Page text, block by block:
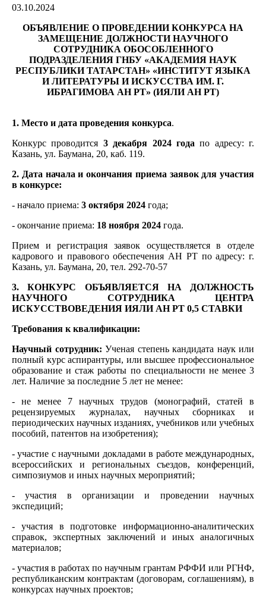
03.10.2024
ОБЪЯВЛЕНИЕ О ПРОВЕДЕНИИ КОНКУРСА НА
ЗАМЕЩЕНИЕ ДОЛЖНОСТИ НАУЧНОГО
СОТРУДНИКА ОБОСОБЛЕННОГО
ПОДРАЗДЕЛЕНИЯ ГНБУ «АКАДЕМИЯ НАУК
РЕСПУБЛИКИ ТАТАРСТАН» «ИНСТИТУТ ЯЗЫКА
И ЛИТЕРАТУРЫ И ИСКУССТВА ИМ. Г.
ИБРАГИМОВА АН РТ» (ИЯЛИ АН РТ)
1. Место и дата проведения конкурса.
Конкурс проводится 3 декабря 2024 года по адресу: г.
Казань, ул. Баумана, 20, каб. 119.
2. Дата начала и окончания приема заявок для участия
в конкурсе:
- начало приема: 3 октября 2024 года;
- окончание приема: 18 ноября 2024 года.
Прием и регистрация заявок осуществляется в отделе
кадрового и правового обеспечения АН РТ по адресу: г.
Казань, ул. Баумана, 20, тел. 292-70-57
3. КОНКУРС ОБЪЯВЛЯЕТСЯ НА ДОЛЖНОСТЬ
НАУЧНОГО СОТРУДНИКА ЦЕНТРА
ИСКУССТВОВЕДЕНИЯ ИЯЛИ АН РТ 0,5 СТАВКИ
Требования к квалификации:
Научный сотрудник: Ученая степень кандидата наук или
полный курс аспирантуры, или высшее профессиональное
образование и стаж работы по специальности не менее 3
лет. Наличие за последние 5 лет не менее:
- не менее 7 научных трудов (монографий, статей в
рецензируемых журналах, научных сборниках и
периодических научных изданиях, учебников или учебных
пособий, патентов на изобретения);
- участие с научными докладами в работе международных,
всероссийских и региональных съездов, конференций,
симпозиумов и иных научных мероприятий;
- участия в организации и проведении научных
экспедиций;
- участия в подготовке информационно-аналитических
справок, экспертных заключений и иных аналогичных
материалов;
- участия в работах по научным грантам РФФИ или РГНФ,
республиканским контрактам (договорам, соглашениям), в
конкурсах научных проектов;